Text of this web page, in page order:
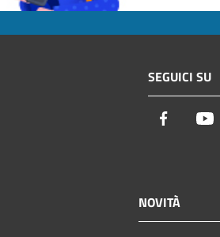
SEGUICI SU
Facebook
NOVITÀ